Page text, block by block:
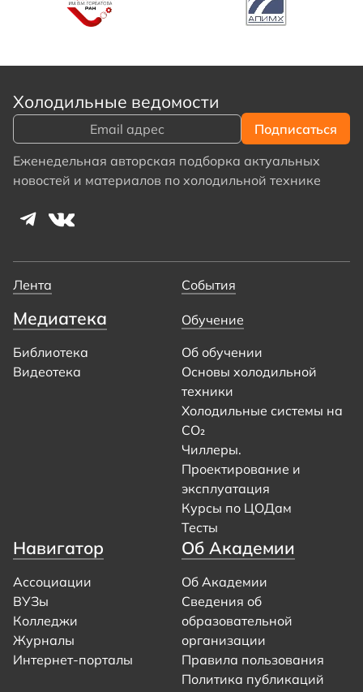
Холодильные ведомости
Еженедельная авторская подборка актуальных
новостей и материалов по холодильной технике
Лента События
Медиатека
Библиотека
Видеотека
Обучение
Об обучении
Основы холодильной
техники
Холодильные системы на
CO₂
Чиллеры.
Проектирование и
эксплуатация
Курсы по ЦОДам
Тесты
Навигатор
Ассоциации
ВУЗы
Колледжи
Журналы
Интернет-порталы
Об Академии
Об Академии
Сведения об
образовательной
организации
Правила пользования
Политика публикаций